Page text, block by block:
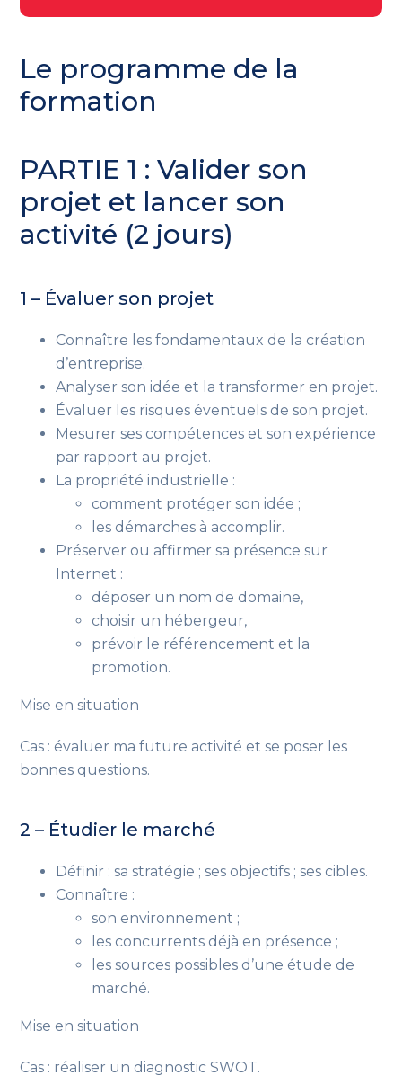
Le programme de la
formation
PARTIE 1 : Valider son
projet et lancer son
activité (2 jours)
1 – Évaluer son projet
Connaître les fondamentaux de la création
d’entreprise.
Analyser son idée et la transformer en projet.
Évaluer les risques éventuels de son projet.
Mesurer ses compétences et son expérience
par rapport au projet.
La propriété industrielle :
comment protéger son idée ;
les démarches à accomplir.
Préserver ou affirmer sa présence sur
Internet :
déposer un nom de domaine,
choisir un hébergeur,
prévoir le référencement et la
promotion.
Mise en situation
Cas : évaluer ma future activité et se poser les
bonnes questions.
2 – Étudier le marché
Définir : sa stratégie ; ses objectifs ; ses cibles.
Connaître :
son environnement ;
les concurrents déjà en présence ;
les sources possibles d’une étude de
marché.
Mise en situation
Cas : réaliser un diagnostic SWOT.